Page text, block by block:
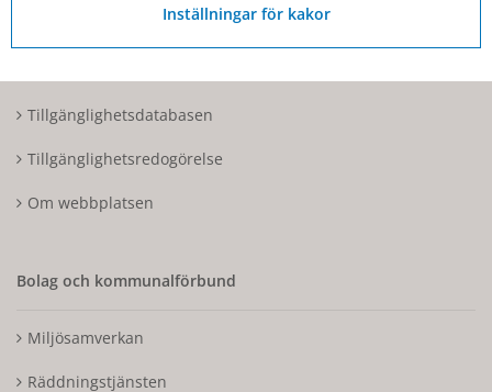
Om Hjo och webbplatsen
Tillgänglighetsdatabasen
Tillgänglighetsredogörelse
Om webbplatsen
Bolag och kommunalförbund
Miljösamverkan
Räddningstjänsten
Inställningar för kakor